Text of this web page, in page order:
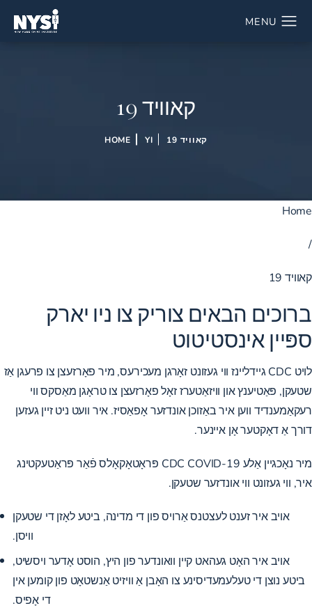
קאוויד 19
HOME YI קאוויד 19
Home
/
קאוויד 19
ברוכים הבאים צוריק צו ניו יארק
ספּיין אינסטיטוט
לויט CDC גיידליינז ווי געזונט זאָרגן מעכירעס, מיר פאָרזעצן צו פרעגן אַז
שטעקן, פּאַטיענץ און וויזאַטערז זאָל פאָרזעצן צו טראָגן מאַסקס ווי
רעקאַמענדיד ווען איר באַזוכן אונדזער אָפאַסיז. איר וועט ניט זיין געזען
דורך אַ דאָקטער אָן איינער.
מיר נאָכגיין אַלע CDC COVID-19 פּראָטאָקאָלס פֿאַר פּראַטעקטינג
איר, ווי געזונט ווי אונדזער שטעקן.
אויב איר זענט לעצטנס אַרויס פון די מדינה, ביטע לאָזן די שטעקן
וויסן.
אויב איר האָט געהאט קיין וואונדער פון היץ, הוסט אָדער ויסשיט,
ביטע נוצן די טעלעמעדיסינע צו האָבן אַ וויזיט אַנשטאָט פון קומען אין
די אָפיס.